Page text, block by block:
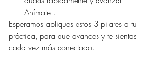
Anímate!.
Esperamos apliques estos 3 pilares a tu
práctica, para que avances y te sientas
cada vez más conectado.